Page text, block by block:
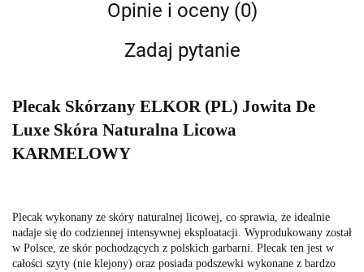
Opinie i oceny (0)
Zadaj pytanie
Plecak Skórzany ELKOR (PL) Jowita De
Luxe Skóra Naturalna Licowa
KARMELOWY
Plecak wykonany ze skóry naturalnej licowej, co sprawia, że idealnie
nadaje się do codziennej intensywnej eksploatacji. Wyprodukowany został
w Polsce, ze skór pochodzących z polskich garbarni. Plecak ten jest w
całości szyty (nie klejony) oraz posiada podszewki wykonane z bardzo